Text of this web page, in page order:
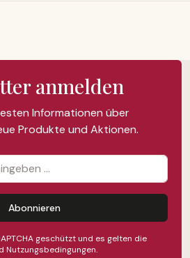
anmelden
Informationen über
Produkte und Aktionen.
Abonnieren
geschützt und es gelten die
Nutzungsbedingungen.